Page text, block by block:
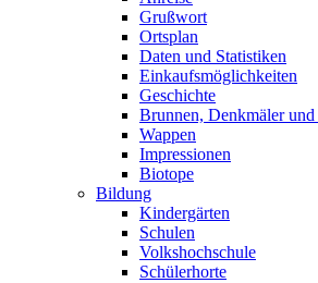
Grußwort
Ortsplan
Daten und Statistiken
Einkaufsmöglichkeiten
Geschichte
Brunnen, Denkmäler
Wappen
Impressionen
Biotope
Bildung
Kindergärten
Schulen
Volkshochschule
Schülerhorte